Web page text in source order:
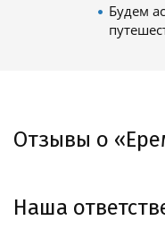
Будем
Отзывы о
Наша